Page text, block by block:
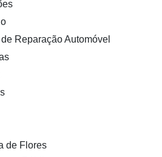
Reparação Automóvel
de Flores